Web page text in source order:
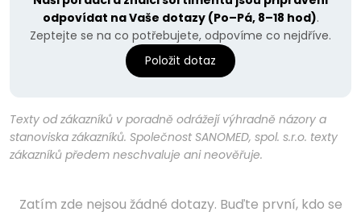
odpovídat na Vaše dotazy (Po–Pá, 8–18 hod).
Zeptejte se na co potřebujete, odpovíme co nejdříve.
Položit dotaz
Texty od zákazníků v poradně odrážejí výhradně názory a
stanoviska zákazníků. Společnost SANOMED, spol. s.r.o. texty
zákazníků předem neschvaluje ani neověřuje.
Zatím zde nejsou žádné dotazy. Buďte první, kdo se